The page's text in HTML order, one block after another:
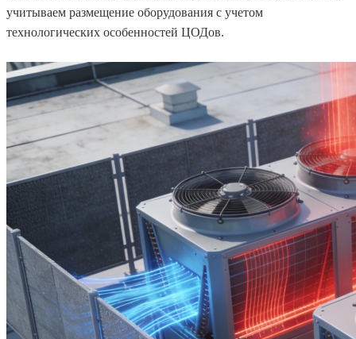
учитываем размещение оборудования с учетом
технологических особенностей ЦОДов.